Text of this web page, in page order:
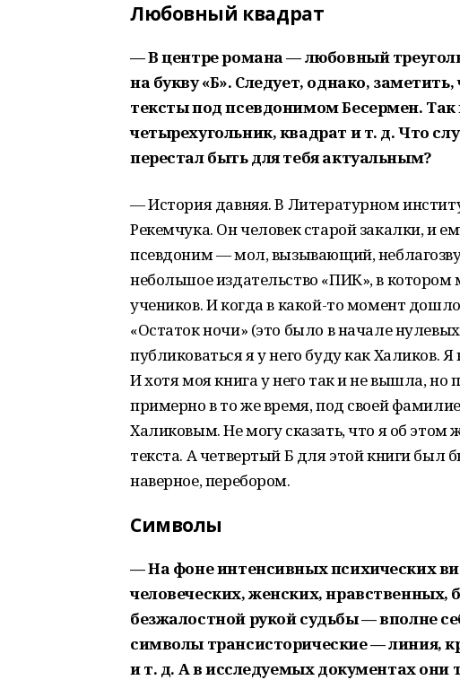
Любовный квадрат
— В центре романа — любовный
на букву «Б». Следует, однако,
тексты под псевдонимом Бесермен.
четырехугольник, квадрат и т. д. Что
перестал быть для тебя актуальным?
— История давняя. В Литературном
Рекемчука. Он человек старой закалки, и
псевдоним — мол, вызывающий,
небольшое издательство «ПИК», в
учеников. И когда в какой-то момент
«Остаток ночи» (это было в начале
публиковаться я у него буду как Халиков.
И хотя моя книга у него так и не вышла,
примерно в то же время, под своей
Халиковым. Не могу сказать, что я об этом
текста. А четвертый Б для этой книги был
наверное, перебором.
Символы
— На фоне интенсивных психических
человеческих, женских,
безжалостной рукой судьбы — вполне
символы трансисторические — линия,
и т. д. А в исследуемых документах